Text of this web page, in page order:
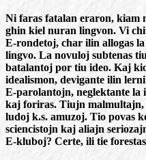
Ni faras fatalan eraron, kiam
ghin kiel nuran lingvon. Vi
E-rondetoj, char ilin allogas
lingvo. La novuloj subtenas
batalantoj por tiu ideo. Kaj
idealismon, devigante ilin
E-parolantojn, neglektante la
kaj foriras. Tiujn malmultajn,
ludoj k.s. amuzoj. Tio povas
sciencistojn kaj aliajn
E-kluboj? Certe, ili tie